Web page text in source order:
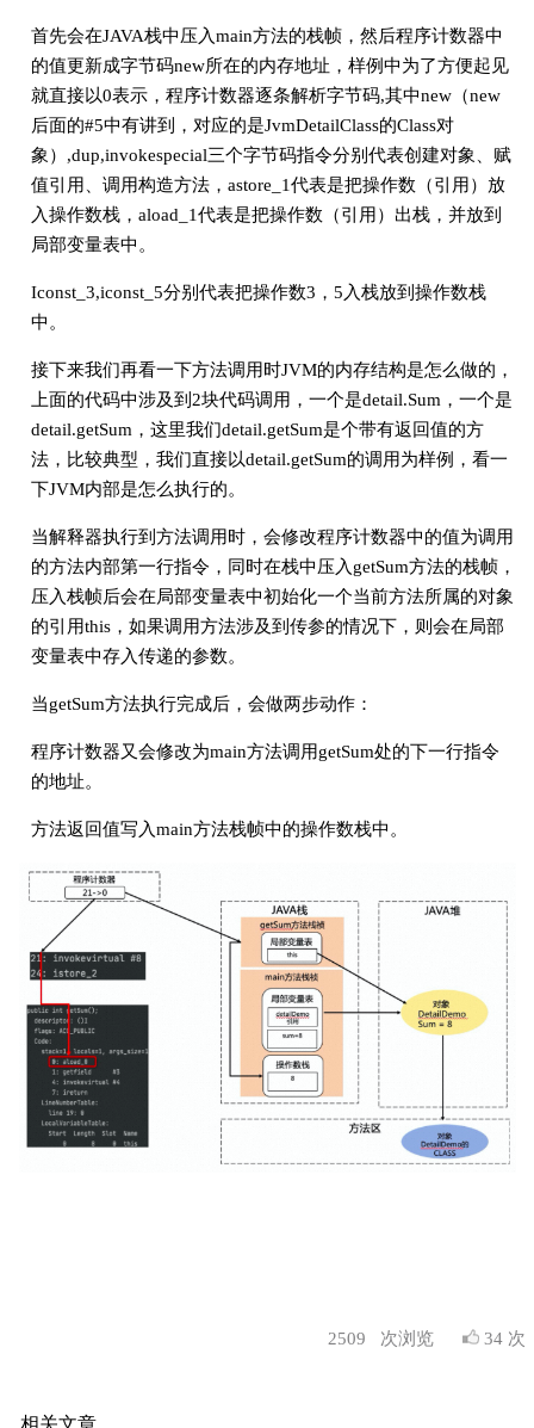
首先会在JAVA栈中压入main方法的栈帧，然后程序计数器中
的值更新成字节码new所在的内存地址，样例中为了方便起见
就直接以0表示，程序计数器逐条解析字节码,其中new（new
后面的#5中有讲到，对应的是JvmDetailClass的Class对
象）,dup,invokespecial三个字节码指令分别代表创建对象、赋
值引用、调用构造方法，astore_1代表是把操作数（引用）放
入操作数栈，aload_1代表是把操作数（引用）出栈，并放到
局部变量表中。
Iconst_3,iconst_5分别代表把操作数3，5入栈放到操作数栈
中。
接下来我们再看一下方法调用时JVM的内存结构是怎么做的，
上面的代码中涉及到2块代码调用，一个是detail.Sum，一个是
detail.getSum，这里我们detail.getSum是个带有返回值的方
法，比较典型，我们直接以detail.getSum的调用为样例，看一
下JVM内部是怎么执行的。
当解释器执行到方法调用时，会修改程序计数器中的值为调用
的方法内部第一行指令，同时在栈中压入getSum方法的栈帧，
压入栈帧后会在局部变量表中初始化一个当前方法所属的对象
的引用this，如果调用方法涉及到传参的情况下，则会在局部
变量表中存入传递的参数。
当getSum方法执行完成后，会做两步动作：
程序计数器又会修改为main方法调用getSum处的下一行指令
的地址。
方法返回值写入main方法栈帧中的操作数栈中。
2509 次浏览 34 次
相关文章